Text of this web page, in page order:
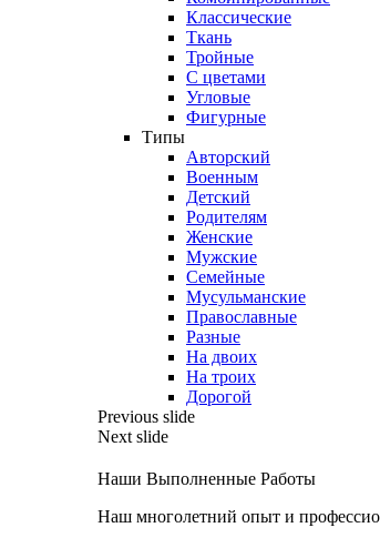
Классические
Ткань
Тройные
С цветами
Угловые
Фигурные
Типы
Авторский
Военным
Детский
Родителям
Женские
Мужские
Семейные
Мусульманские
Православные
Разные
На двоих
На троих
Дорогой
Previous slide
Next slide
Наши Выполненные Работы
Наш многолетний опыт и